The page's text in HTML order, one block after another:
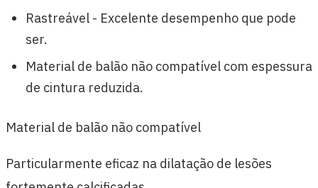
Rastreável - Excelente desempenho que pode
ser.
Material de balão não compatível com espessura
de cintura reduzida.
Material de balão não compatível
Particularmente eficaz na dilatação de lesões